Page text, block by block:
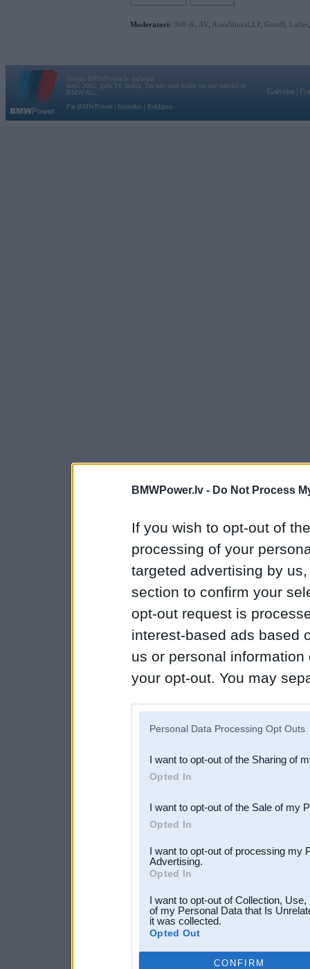
BMWPower.lv - Do Not Process
If you wish to opt-out of
processing of your
targeted advertising by
section to confirm your
opt-out request is
interest-based ads based
us or personal
your opt-out. You may
Downstream Participants
third parties.
Personal Data Processing Opt Outs
I want to opt-out of the Sharing of
Opted In
I want to opt-out of the Sale of my
Opted In
I want to opt-out of processing my
Advertising.
Opted In
I want to opt-out of Collection,
of my Personal Data that Is
it was collected.
Opted Out
CONFIRM
Moderatori: 968-jk AV AiwaShuraLLP, GirtzB Lafter
Vortāls BMWPower.lv darbojas
kopš 2002. gada 14. maija. Tas nav auto klubs un nav saistīts ar
BMW AG.
Par BMWPower
Kontakti Reklāma
Galvena